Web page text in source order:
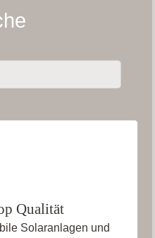
Qualität
Solaranlagen und